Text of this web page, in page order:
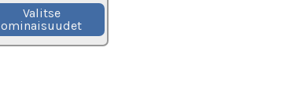
Valitse
ominaisuudet
Tällä
tuotteella
on